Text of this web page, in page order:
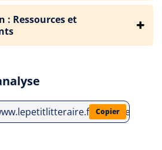
: Ressources et
analyses-
Copier